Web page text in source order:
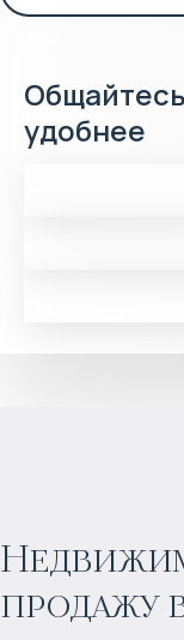
удобнее
продажу
Прогнозируемый
5% годовых